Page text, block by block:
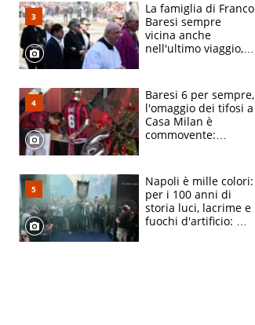
La famiglia di Franco
Baresi sempre
vicina anche
nell'ultimo viaggio,
circondati
dall'affetto dei tifosi
Baresi 6 per sempre,
l'omaggio dei tifosi a
Casa Milan è
commovente:
bigliettini
Napoli è mille colori:
per i 100 anni di
storia luci, lacrime e
fuochi d'artificio: De